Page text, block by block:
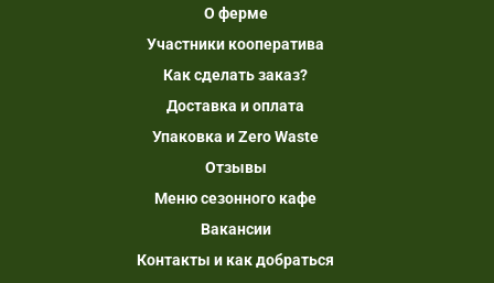
О ферме
Участники кооператива
Как сделать заказ?
Доставка и оплата
Упаковка и Zero Waste
Отзывы
Меню сезонного кафе
Вакансии
Контакты и как добраться